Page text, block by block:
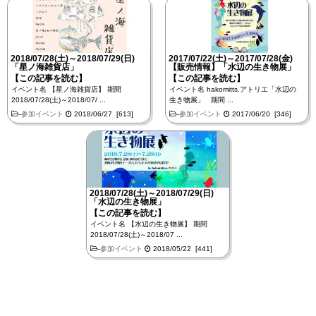
2018/07/28(土)～2018/07/29(日)
「星ノ海雑貨店」
【この記事を読む】
イベント名 【星ノ海雑貨店】 期間
2018/07/28(土)～2018/07/ ...
2018/06/27 [613]
-参加イベント
2017/07/22(土)～2017/07/28(金)
【販売情報】「水辺の生き物展」
【この記事を読む】
イベント名 hakomitts.アトリエ「水辺の
生き物展」 期間 ...
2017/06/20 [346]
-参加イベント
2018/07/28(土)～2018/07/29(日)
「水辺の生き物展」
【この記事を読む】
イベント名 【水辺の生き物展】 期間
2018/07/28(土)～2018/07 ...
2018/05/22 [441]
-参加イベント